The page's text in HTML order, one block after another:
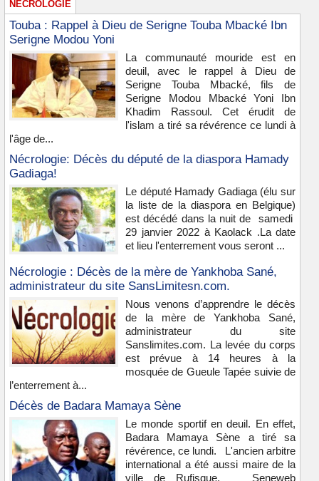
NÉCROLOGIE
Touba : Rappel à Dieu de Serigne Touba Mbacké Ibn
Serigne Modou Yoni
La communauté mouride est en
deuil, avec le rappel à Dieu de
Serigne Touba Mbacké, fils de
Serigne Modou Mbacké Yoni Ibn
Khadim Rassoul. Cet érudit de
l'islam a tiré sa révérence ce lundi à
l'âge de...
Nécrologie: Décès du député de la diaspora Hamady
Gadiaga!
Le député Hamady Gadiaga (élu sur
la liste de la diaspora en Belgique)
est décédé dans la nuit de samedi
29 janvier 2022 à Kaolack .La date
et lieu l'enterrement vous seront ...
Nécrologie : Décès de la mère de Yankhoba Sané,
administrateur du site SansLimitesn.com.
Nous venons d’apprendre le décès
de la mère de Yankhoba Sané,
administrateur du site
Sanslimites.com. La levée du corps
est prévue à 14 heures à la
mosquée de Gueule Tapée suivie de
l’enterrement à...
Décès de Badara Mamaya Sène
Le monde sportif en deuil. En effet,
Badara Mamaya Sène a tiré sa
révérence, ce lundi. L'ancien arbitre
international a été aussi maire de la
ville de Rufisque. Seneweb